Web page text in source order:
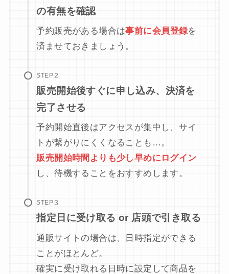
の有無を確認
予約販売がある場合は事前に会員登録を
済ませておきましょう。
STEP
販売開始後すぐに申し込み、決済を
完了させる
予約開始直後はアクセスが集中し、サイ
トが繋がりにくくなることも…。
販売開始時間よりも少し早めにログイン
し、待機することをおすすめします。
STEP
指定日に受け取る or 店頭で引き取る
通販サイトの場合は、日時指定ができる
ことがほとんど。
確実に受け取れる日時に設定して商品を